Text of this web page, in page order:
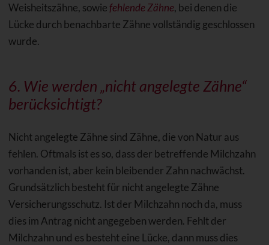
Weisheitszähne, sowie fehlende Zähne, bei denen die
Lücke durch benachbarte Zähne vollständig geschlossen
wurde.
6. Wie werden „nicht angelegte Zähne“
berücksichtigt?
Nicht angelegte Zähne sind Zähne, die von Natur aus
fehlen. Oftmals ist es so, dass der betreffende Milchzahn
vorhanden ist, aber kein bleibender Zahn nachwächst.
Grundsätzlich besteht für nicht angelegte Zähne
Versicherungsschutz. Ist der Milchzahn noch da, muss
dies im Antrag nicht angegeben werden. Fehlt der
Milchzahn und es besteht eine Lücke, dann muss dies